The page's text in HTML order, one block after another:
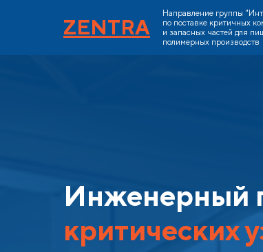
ZENTRA
Направление группы
по поставке критичных
и запасных частей для
полимерных производств
Инженерный
критических